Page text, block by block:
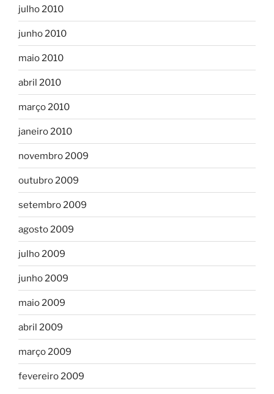
julho 2010
junho 2010
maio 2010
abril 2010
março 2010
janeiro 2010
novembro 2009
outubro 2009
setembro 2009
agosto 2009
julho 2009
junho 2009
maio 2009
abril 2009
março 2009
fevereiro 2009